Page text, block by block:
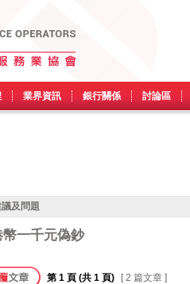
業界資訊 銀行關係 討論區
及問題
一千元偽鈔
第 1 頁 (共 1 頁) [ 2 篇文章 ]